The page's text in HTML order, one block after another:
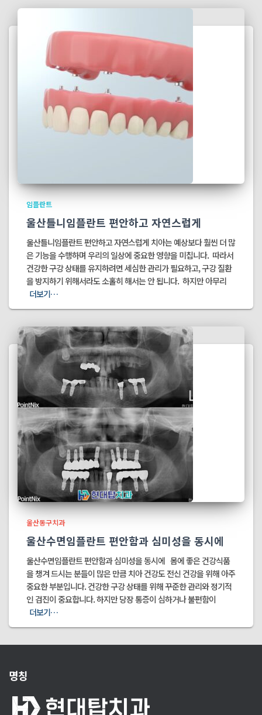
임플란트
울산틀니임플란트 편안하고 자연스럽게
울산틀니임플란트 편안하고 자연스럽게 치아는 예상보다 훨씬 더 많
은 기능을 수행하며 우리의 일상에 중요한 영향을 미칩니다. ​ 따라서
건강한 구강 상태를 유지하려면 세심한 관리가 필요하고, 구강 질환
을 방지하기 위해서라도 소홀히 해서는 안 됩니다. ​ 하지만 아무리
더보기…
울산동구치과
울산수면임플란트 편안함과 심미성을 동시에
울산수면임플란트 편안함과 심미성을 동시에 몸에 좋은 건강식품
을 챙겨 드시는 분들이 많은 만큼 치아 건강도 전신 건강을 위해 아주
중요한 부분입니다. 건강한 구강 상태를 위해 꾸준한 관리와 정기적
인 검진이 중요합니다. 하지만 당장 통증이 심하거나 불편함이
더보기…
명칭